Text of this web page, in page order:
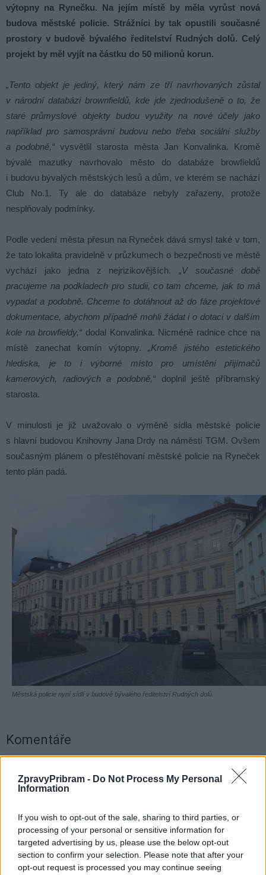
ZpravyPribram - Do Not Process My Personal
Information
If you wish to opt-out of the sale, sharing to third parties, or
processing of your personal or sensitive information for
targeted advertising by us, please use the below opt-out
section to confirm your selection. Please note that after your
opt-out request is processed you may continue seeing
výtopny na Rynečku. Na jejím místě by měla vyrůst nová
budova městské policie. Strážníci by tak opustili současné
prostory v budově bývalého ředitelství Rudných dolů. Celý
projekt by měl vyjít na částku do 50 milionů korun.
„Tento objekt je jediný, který nám ze tří navrhovaných zůstal
v národní databázi brownfieldů, kde jde zjednodušeně o to, že
staré průmyslové objekty budou využity na nové účely jako
například pro samosprávní budovu nebo třeba sociální služby
a podobně,“ vysvětlil starosta města Jan Konvalinka. Kromě
bývalé mazutky navrhovalo město do databáze browfieldů
i budovu bývalých městských lesů a dům, ve kterém se nachází
Club No.1. Ty ale do databáze nebyly zařazeny, protože
nesplňovaly podmínky.
Podle vedení města přesun na Ryneček dává smysl také v tom,
že tato lokalita pravidelně v průzkumech o bezpečnosti ve městě
vychází jako jedna z nejrizikovějších.„V současné době
pracujeme na podkladech pro studii, co tam chceme, jak to má
vypadat a podobně. Chceme to dotáhnout až do fáze projektové
dokumentace, abychom případně mohli žádat i o dotaci v dalším
kole na browfieldy,“ dodal Konvalinka. Nicméně radnice chce na
místě zanechat komín výtopny. „Kromě jistého estetického
hlediska, je to i výborné místo pro umístění přijímačů
kamerových, radiových a podobně,“ doplnil ještě příbramský
starosta.
V minulosti je již uvažovalo o výměně sídla městské policie
s hlavní budovou Knihovny Jana Drdy na náměstí TGM. Ovšem
současným plánem o přestěhovaní městské policie na Ryneček
tento plán padá.
Městská policie nyní sídlí v budově bývalého ředitelství Rudných dolů.
Komentáře
Knihovna Jana Drdy
mazut městská policie
Příbram
Rudné doly
Ryneček stavba stěhování výtopna